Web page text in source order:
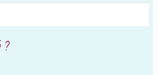
?